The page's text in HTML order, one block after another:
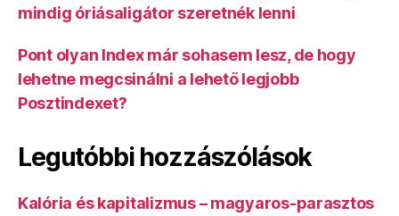
mindig óriásaligátor szeretnék lenni
Pont olyan Index már sohasem lesz, de hogy
lehetne megcsinálni a lehető legjobb
Posztindexet?
Legutóbbi hozzászólások
Kalória és kapitalizmus – magyaros-parasztos